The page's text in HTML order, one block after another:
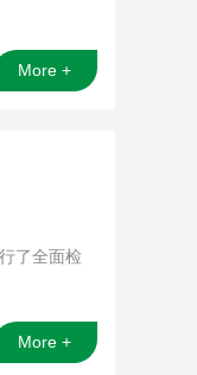
More +
了全面检
More +